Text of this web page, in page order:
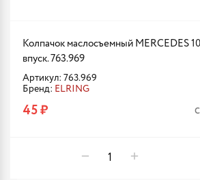
Колпачок маслосъемный MERCEDES
впуск. 763.969
Артикул: 763.969
Бренд: ELRING
45 ₽